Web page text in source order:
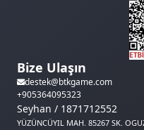
Bize Ulaşın
destek@btkgame.com
+905364095323
Seyhan / 1871712552
YÜZÜNCÜYIL MAH. 85267 SK.